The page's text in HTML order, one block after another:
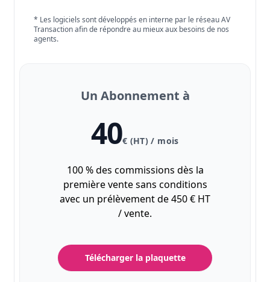
* Les logiciels sont développés en interne par le réseau AV
Transaction afin de répondre au mieux aux besoins de nos
agents.
Un Abonnement à
40€ (HT) / mois
100 % des commissions dès la
première vente sans conditions
avec un prélèvement de 450 € HT
/ vente.
Télécharger la plaquette